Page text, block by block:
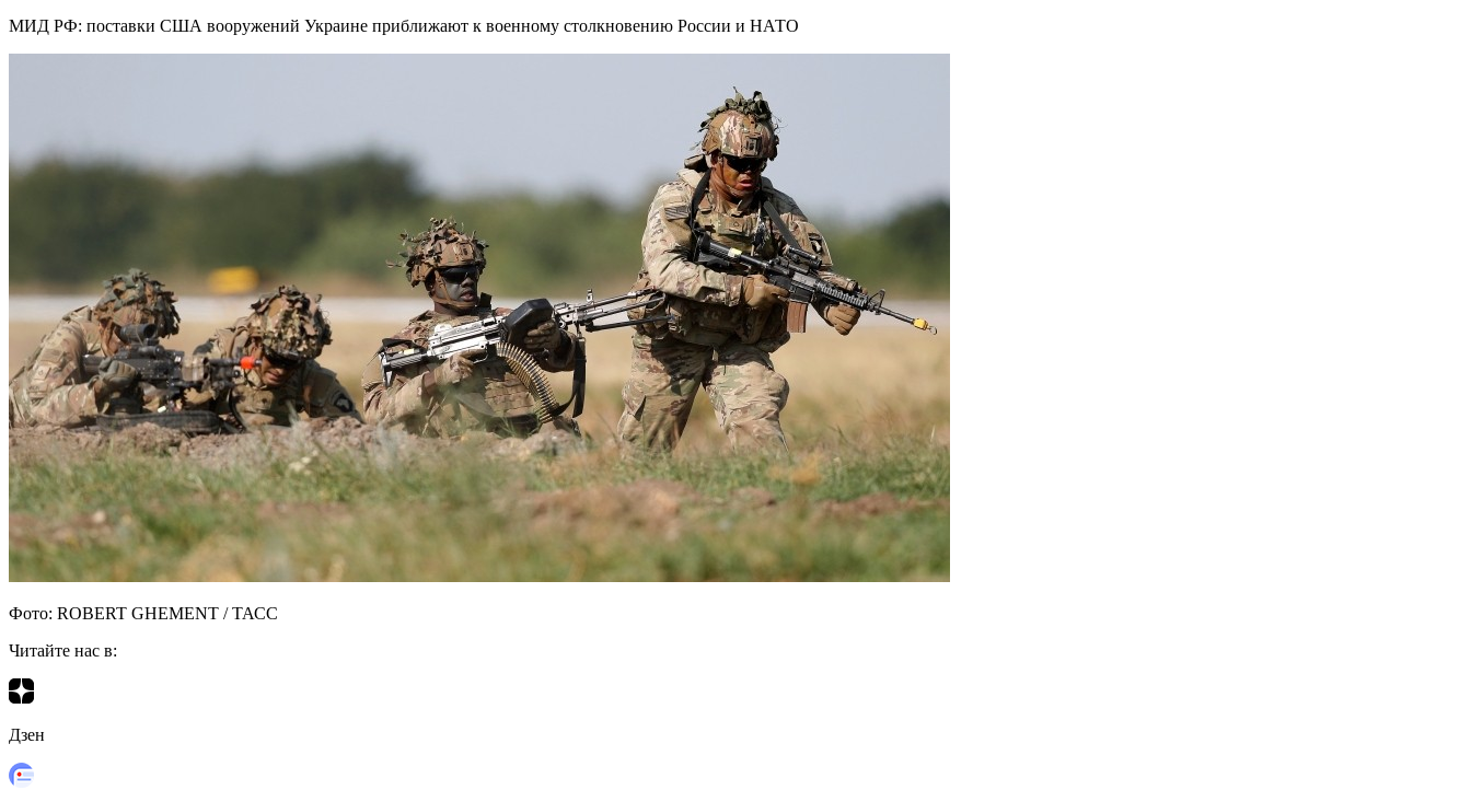
МИД РФ: поставки США вооружений Украине приближают к военному столкновению России и НАТО
Фото: ROBERT GHEMENT / ТАСС
Читайте нас в:
Дзен